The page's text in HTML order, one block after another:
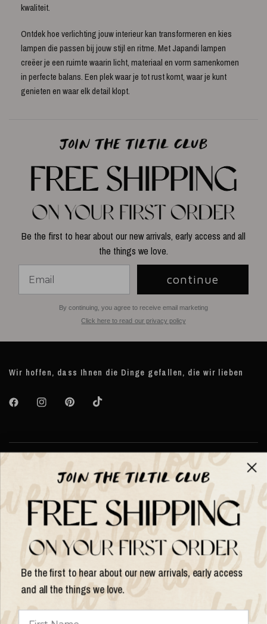
kwaliteit.
Ontdek hoe verlichting jouw interieur kan transformeren en kies
lampen die passen bij jouw stijl en ritme. Met Japandi lampen
creëer je een ruimte waarin licht, materiaal en vorm samenkomen
in perfecte balans. Een plek waar je tot rust komt, waar je kunt
genieten en waar elk detail klopt.
Be the first to hear about our new arrivals, early access and all
the things we love.
continue
By continuing, you agree to receive email marketing
Click here to read our privacy policy
Wir hoffen, dass Ihnen die Dinge gefallen, die wir lieben
Über TILTIL
Help
Hilfe und Informationen
aktualisieren
Be the first to hear about our new arrivals, early access
and all the things we love.